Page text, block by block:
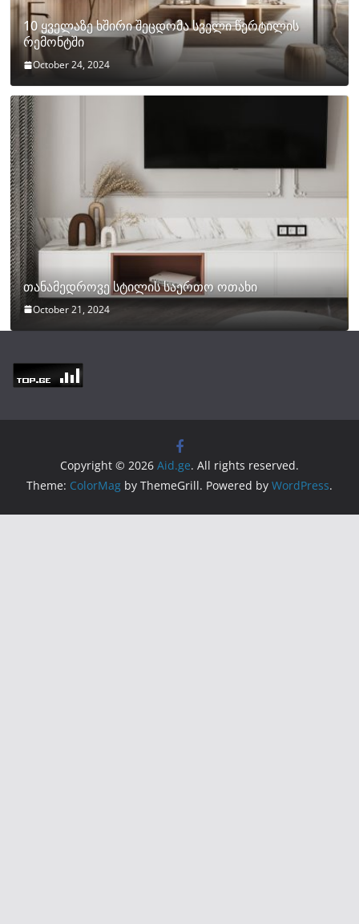
10 ყველაზე ხშირი შეცდომა სველი წერტილის
რემონტში
October 24, 2024
თანამედროვე სტილის საერთო ოთახი
October 21, 2024
Copyright © 2026 Aid.ge. All rights reserved.
Theme: ColorMag by ThemeGrill. Powered by WordPress.